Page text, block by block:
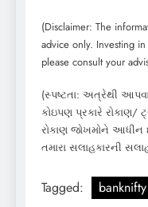
(Disclaimer: The
advice only. Investing
please consult your
(સ્પષ્ટતા: અત્રેથી
કોઇપણ પ્રકારે રોકાણ/
રોકાણ જોખમોને આધીન
તમારા સલાહકારની
Tagged: banknifty